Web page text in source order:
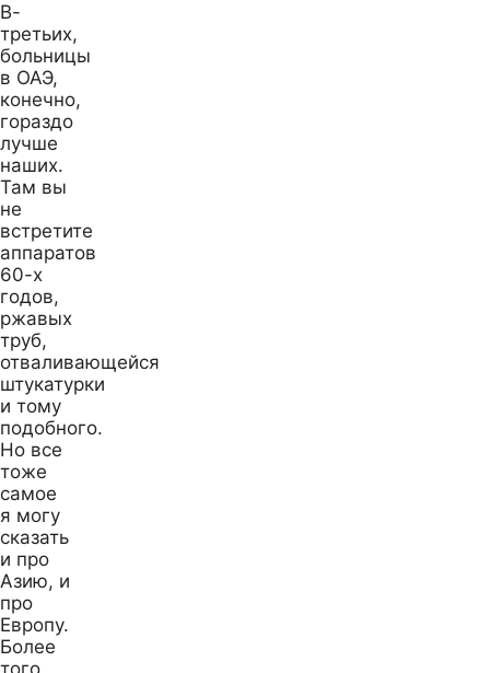
В-
третьих,
больницы
в ОАЭ,
конечно,
гораздо
лучше
наших.
Там вы
не
встретите
аппаратов
60-х
годов,
ржавых
труб,
отваливающейся
штукатурки
и тому
подобного.
Но все
тоже
самое
я могу
сказать
и про
Азию, и
про
Европу.
Более